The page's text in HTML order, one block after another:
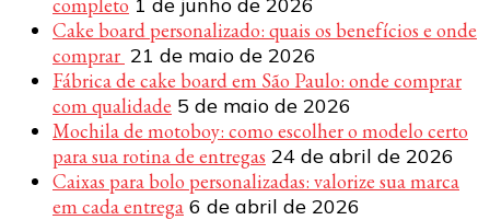
Cake board personalizado: quais os benefícios e onde
comprar 21 de maio de 2026
Fábrica de cake board em São Paulo: onde comprar
com qualidade 5 de maio de 2026
Mochila de motoboy: como escolher o modelo certo
para sua rotina de entregas 24 de abril de 2026
Caixas para bolo personalizadas: valorize sua marca
em cada entrega 6 de abril de 2026